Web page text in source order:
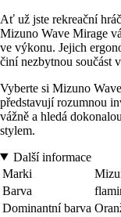
Ať už jste rekreační
Mizuno Wave Mirage
ve výkonu. Jejich
činí nezbytnou součást
Vyberte si Mizuno
představují rozumnou
vážně a hledá
stylem.
Další informace
Marki
Barva
Dominantní barva